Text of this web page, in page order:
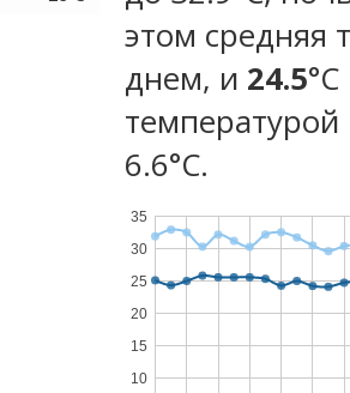
этом средняя
днем, и 24.5
температурой
6.6°С.
10
15
20
25
30
35